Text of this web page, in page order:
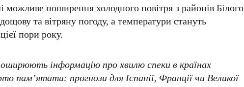
можливе поширення холодного повітря з районів Білого
та вітряну погоду, а температури стануть
пори року.
інформацію про хвилю спеки в країнах
пам’ятати: прогнози для Іспанії, Франції чи Великої